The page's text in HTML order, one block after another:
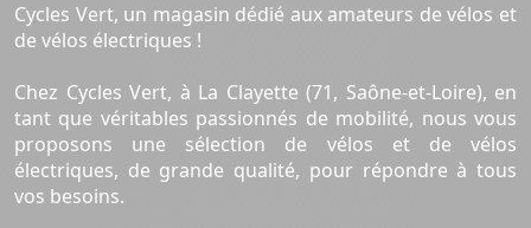
Cycles Vert, un magasin dédié aux amateurs de vélos et
de vélos électriques !
Chez Cycles Vert, à La Clayette (71, Saône-et-Loire), en
tant que véritables passionnés de mobilité, nous vous
proposons une sélection de vélos et de vélos
électriques, de grande qualité, pour répondre à tous
vos besoins.